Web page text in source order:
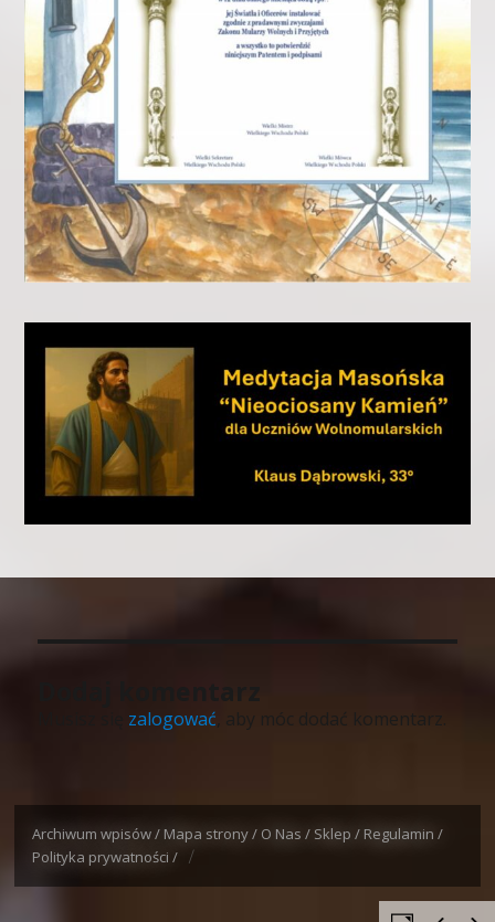
Dodaj komentarz
zalogować , aby móc dodać komentarz.
Archiwum wpisów / Mapa strony / O Nas / Sklep / Regulamin /
Polityka prywatności /